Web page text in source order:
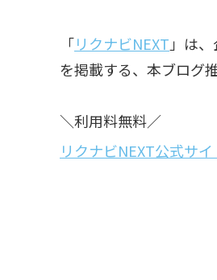
「リクナビNEXT 」は
を掲載する、本ブログ
＼利用料無料／
リクナビNEXT公式サイ